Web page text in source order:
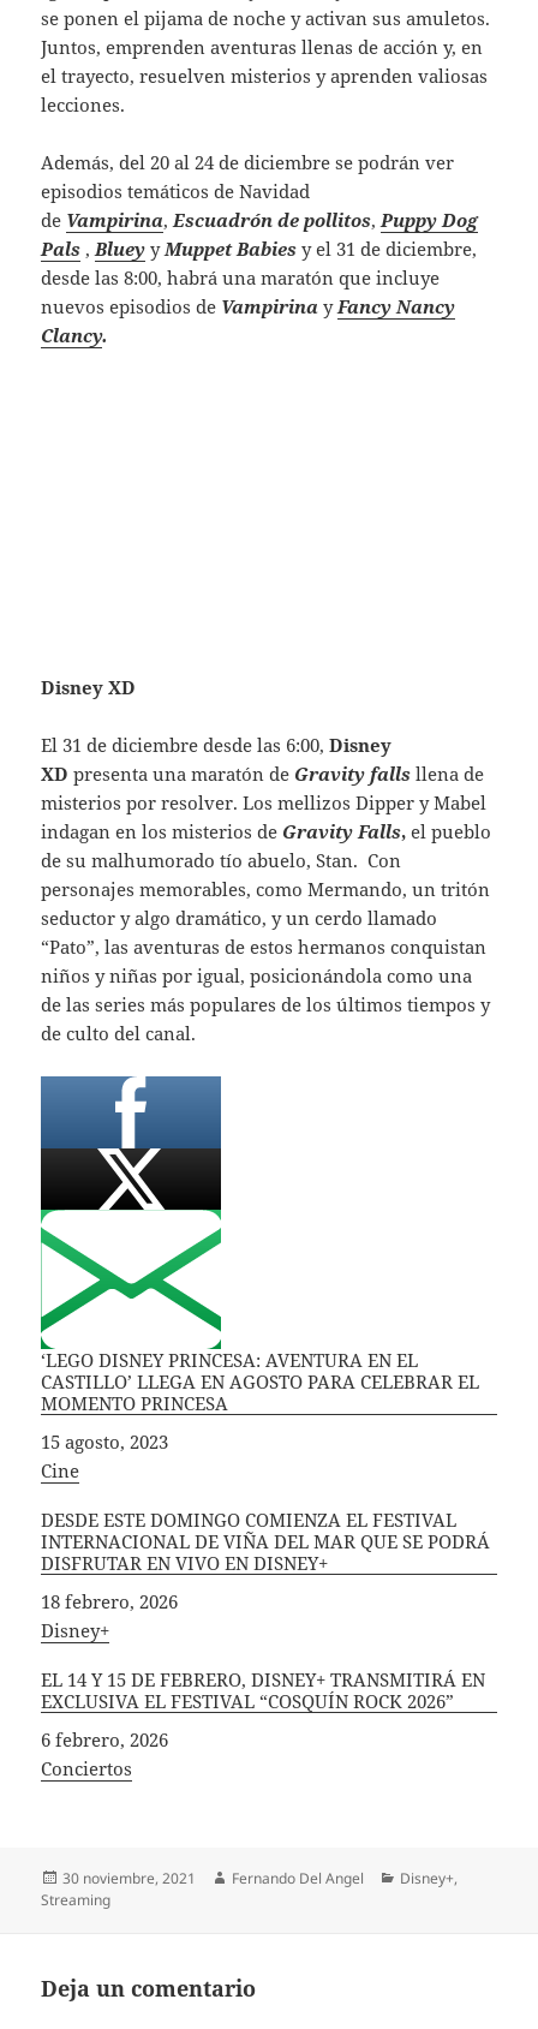
se ponen el pijama de noche y activan sus amuletos.
Juntos, emprenden aventuras llenas de acción y, en
el trayecto, resuelven misterios y aprenden valiosas
lecciones.
Además, del 20 al 24 de diciembre se podrán ver
episodios temáticos de Navidad
de Vampirina, Escuadrón de pollitos, Puppy Dog
Pals , Bluey y Muppet Babies y el 31 de diciembre,
desde las 8:00, habrá una maratón que incluye
nuevos episodios de Vampirinay Fancy Nancy
Clancy.
Disney XD
El 31 de diciembre desde las 6:00,Disney
XD presenta una maratón de Gravity falls llena de
misterios por resolver. Los mellizos Dipper y Mabel
indagan en los misterios de Gravity Falls,el pueblo
de su malhumorado tío abuelo, Stan. Con
personajes memorables, como Mermando, un tritón
seductor y algo dramático, y un cerdo llamado
“Pato”, las aventuras de estos hermanos conquistan
niños y niñas por igual, posicionándola como una
de las series más populares de los últimos tiempos y
de culto del canal.
‘LEGO DISNEY PRINCESA: AVENTURA EN EL
CASTILLO’ LLEGA EN AGOSTO PARA CELEBRAR EL
MOMENTO PRINCESA
Fecha
15 agosto, 2023
In relation to
Cine
DESDE ESTE DOMINGO COMIENZA EL FESTIVAL
INTERNACIONAL DE VIÑA DEL MAR QUE SE PODRÁ
DISFRUTAR EN VIVO EN DISNEY+
Fecha
18 febrero, 2026
In relation to
Disney+
EL 14 Y 15 DE FEBRERO, DISNEY+ TRANSMITIRÁ EN
EXCLUSIVA EL FESTIVAL “COSQUÍN ROCK 2026”
Fecha
6 febrero, 2026
In relation to
Conciertos
Publicado
el
30 noviembre, 2021 Autor
Fernando Del Angel Categorías
Disney+,
Streaming
Deja un comentario